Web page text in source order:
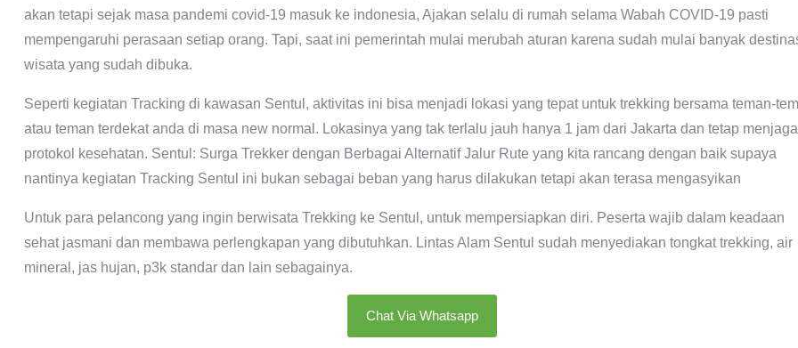
akan tetapi sejak masa pandemi covid-19 masuk ke indonesia, Ajakan selalu di rumah selama Wabah COVID-19 pasti
mempengaruhi perasaan setiap orang. Tapi, saat ini pemerintah mulai merubah aturan karena sudah mulai banyak
wisata yang sudah dibuka.
Seperti kegiatan Tracking di kawasan Sentul, aktivitas ini bisa menjadi lokasi yang tepat untuk trekking bersama teman-
atau teman terdekat anda di masa new normal. Lokasinya yang tak terlalu jauh hanya 1 jam dari Jakarta dan tetap menjaga
protokol kesehatan. Sentul: Surga Trekker dengan Berbagai Alternatif Jalur Rute yang kita rancang dengan baik supaya
nantinya kegiatan Tracking Sentul ini bukan sebagai beban yang harus dilakukan tetapi akan terasa mengasyikan
Untuk para pelancong yang ingin berwisata Trekking ke Sentul, untuk mempersiapkan diri. Peserta wajib dalam keadaan
sehat jasmani dan membawa perlengkapan yang dibutuhkan. Lintas Alam Sentul sudah menyediakan tongkat trekking, air
mineral, jas hujan, p3k standar dan lain sebagainya.
Chat Via Whatsapp